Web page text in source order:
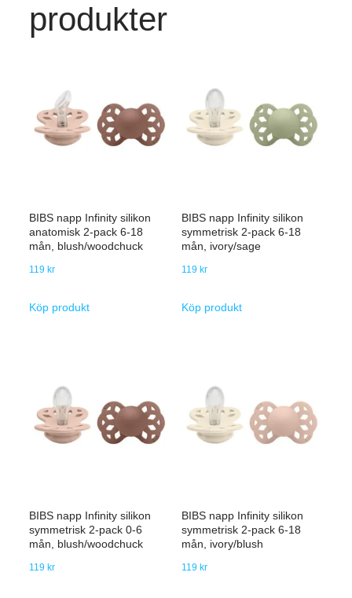
produkter
BIBS napp Infinity silikon
anatomisk 2-pack 6-18
mån, blush/woodchuck
119 kr
Köp produkt
BIBS napp Infinity silikon
symmetrisk 2-pack 6-18
mån, ivory/sage
119 kr
Köp produkt
BIBS napp Infinity silikon
symmetrisk 2-pack 0-6
mån, blush/woodchuck
119 kr
BIBS napp Infinity silikon
symmetrisk 2-pack 6-18
mån, ivory/blush
119 kr